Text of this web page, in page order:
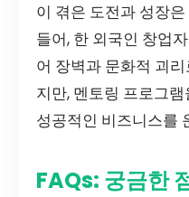
이 겪은 도전과 성장
들어, 한 외국인 창업
어 장벽과 문화적 괴
지만, 멘토링 프로그
성공적인 비즈니스를
FAQs: 궁금한